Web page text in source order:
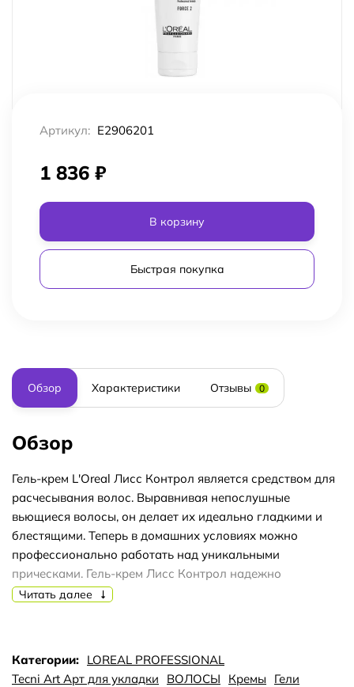
Артикул: E2906201
1 836 ₽
В корзину
Быстрая покупка
Обзор Характеристики Отзывы 0
Обзор
Гель-крем L'Oreal Лисс Контрол является средством для
расчесывания волос. Выравнивая непослушные
вьющиеся волосы, он делает их идеально гладкими и
блестящими. Теперь в домашних условиях можно
профессионально работать над уникальными
прическами. Гель-крем Лисс Контрол надежно
фиксирует волосы и не склеивает их. После его
результате ваша прическа выглядит супермодно, и
Читать далее
Категории: LOREAL PROFESSIONAL
Tecni Art Арт для укладки
ВОЛОСЫ Кремы Гели